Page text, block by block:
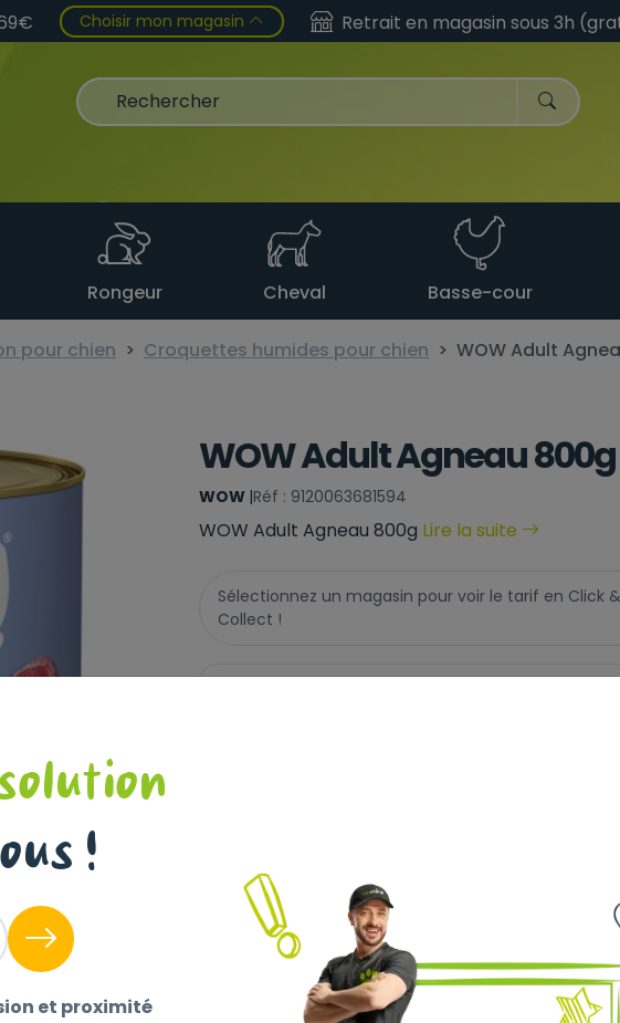
Choisir mon magasin Retrait en magasin sous 3h
Rongeur Cheval Basse-cour
pour chien Croquettes humides pour chien WOW Adult
WOW Adult Agneau 800g
WOW |Réf : 9120063681594
WOW Adult Agneau 800g Lire la suite
Sélectionnez un magasin pour voir le tarif en Click &
Collect !
!
et proximité